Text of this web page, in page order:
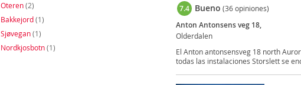
Oteren(2)
Bakkejord(1)
Sjøvegan(1)
Nordkjosbotn(1)
7.4 Bueno (36 opiniones)
Anton Antonsens veg 18,
Olderdalen
El Anton antonsensveg 18 north
todas las instalaciones Storslett se